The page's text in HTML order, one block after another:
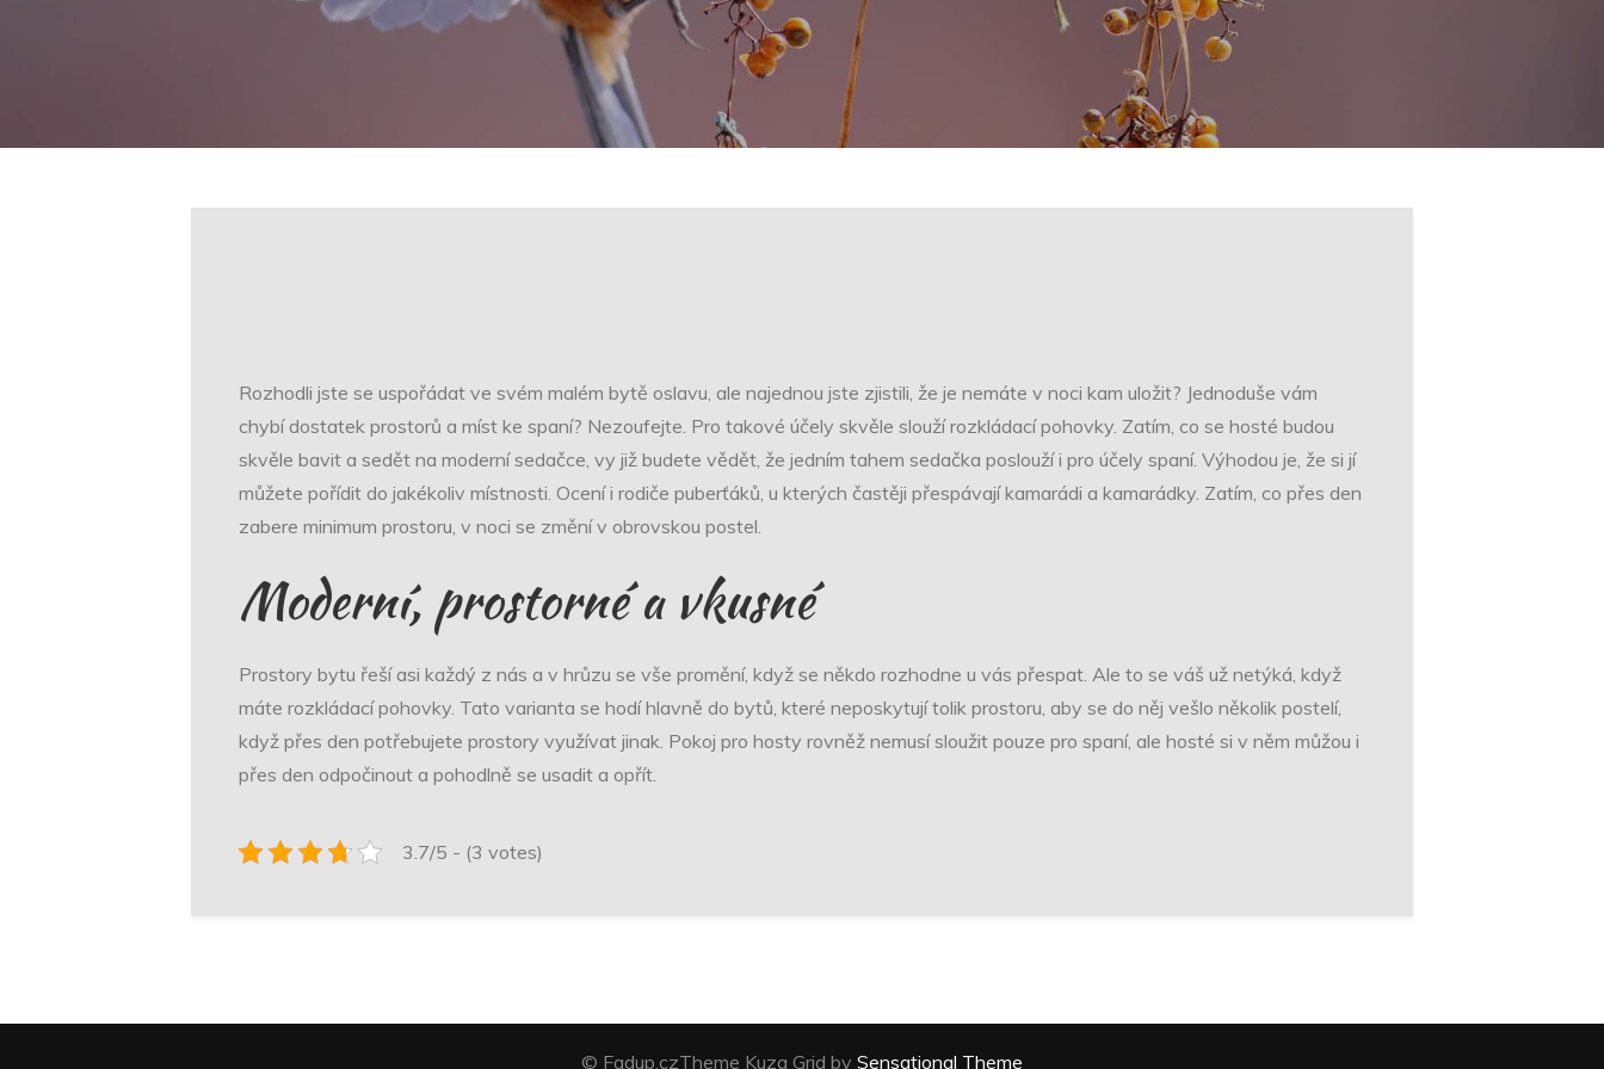
Rozhodli jste se uspořádat ve svém malém bytě oslavu, ale najednou jste zjistili, že je nemáte v noci kam uložit? Jednoduše vám
chybí dostatek prostorů a míst ke spaní? Nezoufejte. Pro takové účely skvěle sloužírozkládací pohovky. Zatím, co se hosté budou
skvěle bavit a sedět na moderní sedačce, vy již budete vědět, že jedním tahem sedačka poslouží i pro účely spaní. Výhodou je, že si jí
můžete pořídit do jakékoliv místnosti. Ocení i rodiče puberťáků, u kterých častěji přespávají kamarádi a kamarádky. Zatím, co přes den
zabere minimum prostoru, v noci se změní v obrovskou postel.
Moderní, prostorné a vkusné
Prostory bytu řeší asi každý z nás a v hrůzu se vše promění, když se někdo rozhodne u vás přespat. Ale to se váš už netýká, když
máte rozkládací pohovky. Tato varianta se hodí hlavně do bytů, které neposkytují tolik prostoru, aby se do něj vešlo několik postelí,
když přes den potřebujete prostory využívat jinak. Pokoj pro hosty rovněž nemusí sloužit pouze pro spaní, ale hosté si v něm můžou i
přes den odpočinout a pohodlně se usadit a opřít.
3.7/5 - (3 votes)
© Fadup.czTheme Kuza Grid by Sensational Theme